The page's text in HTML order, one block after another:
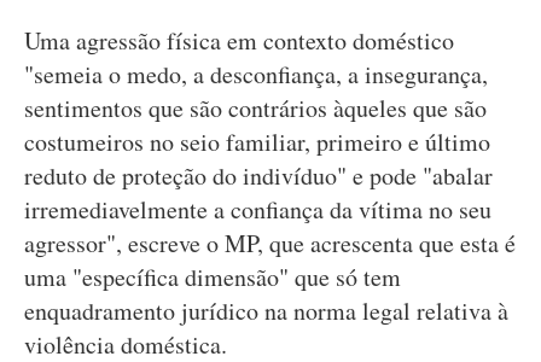
Uma agressão física em contexto doméstico
"semeia o medo, a desconfiança, a insegurança,
sentimentos que são contrários àqueles que são
costumeiros no seio familiar, primeiro e último
reduto de proteção do indivíduo" e pode "abalar
irremediavelmente a confiança da vítima no seu
agressor", escreve o MP, que acrescenta que esta é
uma "específica dimensão" que só tem
enquadramento jurídico na norma legal relativa à
violência doméstica.